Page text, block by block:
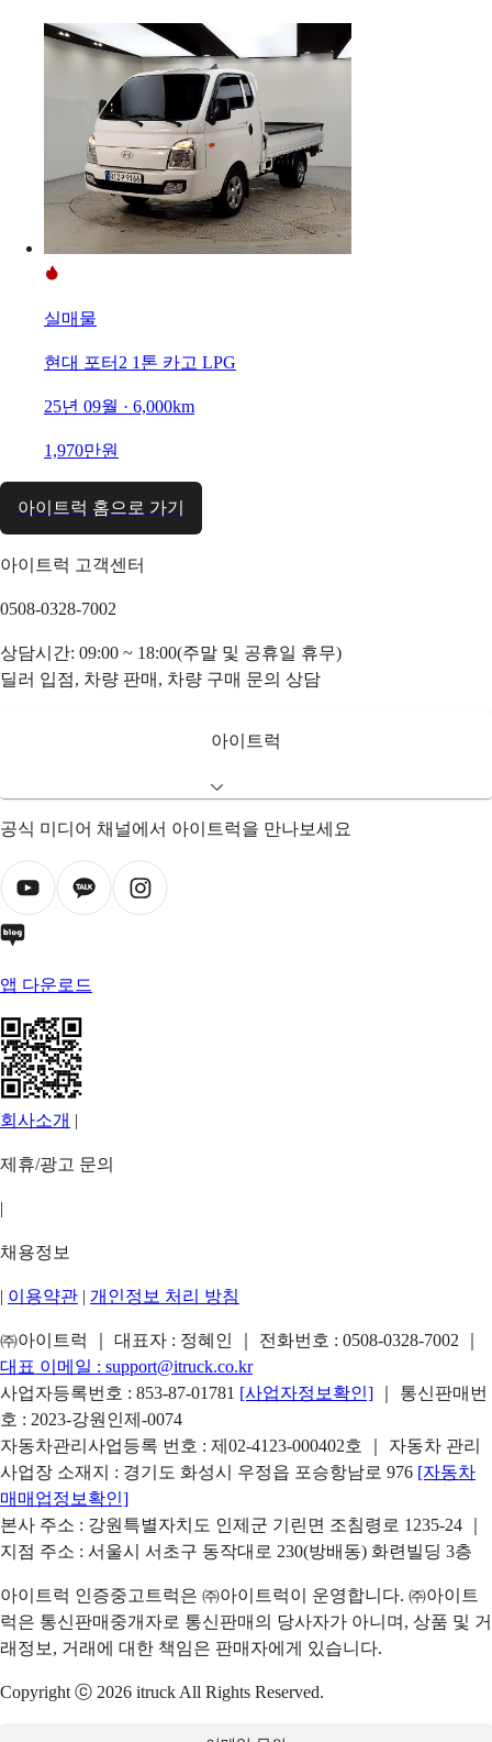
실매물
현대 포터2 1톤 카고 LPG
25년 09월 · 6,000km
1,970만원
아이트럭 홈으로 가기
아이트럭 고객센터
0508-0328-7002
상담시간: 09:00 ~ 18:00(주말 및 공휴일 휴무)
딜러 입점, 차량 판매, 차량 구매 문의 상담
아이트럭
공식 미디어 채널에서 아이트럭을 만나보세요
앱 다운로드
회사소개 |
제휴/광고 문의
|
채용정보
| 이용약관 | 개인정보 처리 방침
㈜아이트럭 ｜ 대표자 : 정혜인 ｜ 전화번호 : 0508-0328-7002
대표 이메일 : support@itruck.co.kr
사업자등록번호 : 853-87-01781 [사업자정보확인]
｜ 통신판매번
호 : 2023-강원인제-0074
자동차관리사업등록 번호 : 제02-4123-000402호 ｜ 자동차 관리
사업장 소재지 : 경기도 화성시 우정읍 포승항남로 976 [자동차
매매업정보확인]
본사 주소 : 강원특별자치도 인제군 기린면 조침령로 1235-24 ｜
지점 주소 : 서울시 서초구 동작대로 230(방배동) 화련빌딩 3층
아이트럭 인증중고트럭은 ㈜아이트럭이 운영합니다. ㈜아이트
럭은 통신판매중개자로 통신판매의 당사자가 아니며, 상품 및 거
래정보, 거래에 대한 책임은 판매자에게 있습니다.
Copyright ⓒ 2026 itruck All Rights Reserved.